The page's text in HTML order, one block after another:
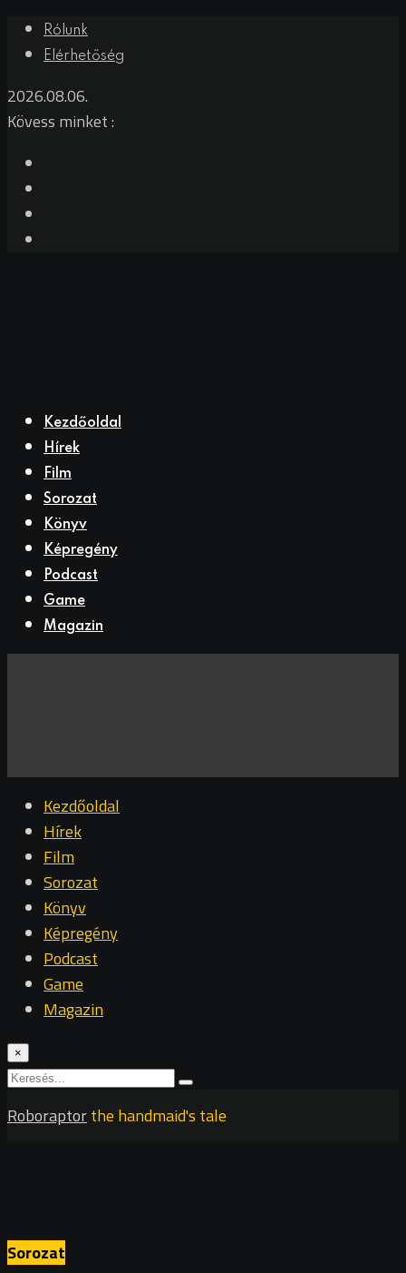
Rólunk
Elérhetőség
2026.08.06.
Kövess minket :
Kezdőoldal
Hírek
Film
Sorozat
Könyv
Képregény
Podcast
Game
Magazin
Kezdőoldal
Hírek
Film
Sorozat
Könyv
Képregény
Podcast
Game
Magazin
×
Roboraptorthe handmaid's tale
Sorozat